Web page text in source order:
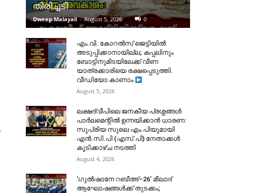
തിരിച്ചടി
Dweep Malayali - August 5, 2026 0
​എം.വി. കോറൽസ് ജെട്ടിയിൽ
അടുപ്പിക്കാനായില്ല; കപ്പലിനും
ബോട്ടിനുമിടയിലേക്ക് വീണ
യാത്രക്കാരിയെ രക്ഷപ്പെടുത്തി.
വീഡിയോ കാണാം
August 5, 2026
ലക്ഷദ്വീപിലെ ജനകീയ പ്രശ്നങ്ങൾ
പാർലമെന്റിൽ ഉന്നയിക്കാൻ ധാരണ:
സുപ്രിയ സുലെ എം.പിയുമായി
എൻ.സി.പി (എസ്.പി) നേതാക്കൾ
കൂടിക്കാഴ്ച നടത്തി
August 4, 2026
‘ഗുൽഷാനേ റബീഅ്–26’ മീലാദ്
ആഘോഷങ്ങൾക്ക് തുടക്കം;